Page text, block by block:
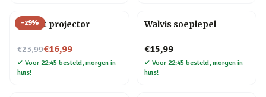
-29%
Olifant projector
€23,99
Nu voor€16,99
✔ Voor 22:45 besteld, morgen in
huis!
Walvis soeplepel
€15,99
✔ Voor 22:45 besteld, morgen in
huis!